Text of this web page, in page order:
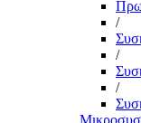
/
/
/